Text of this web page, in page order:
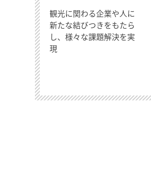
観光に関わる企業や人に
新たな結びつきをもたら
し、様々な課題解決を実
現